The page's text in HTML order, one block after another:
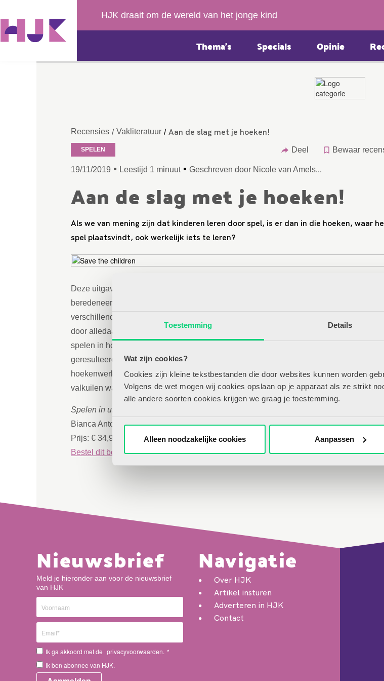
Toestemming Details
Wat zijn cookies?
Cookies zijn kleine tekstbestanden die door websites kunnen worden
Volgens de wet mogen wij cookies opslaan op je apparaat als ze strikt
alle andere soorten cookies krijgen we graag je toestemming.
Alleen noodzakelijke cookies Aanpassen
HJK draait om de wereld van het jonge kind
Thema’s
Specials Opinie
Recensies / Vakliteratuur / Aan de slag met je hoeken!
SPELEN Deel Bewaar
19/11/2019 • Leestijd 1 minuut • Geschreven door Nicole van Amels...
Aan de slag met je hoeken!
Als we van mening zijn dat kinderen leren door spel, is er dan in die hoeken, waar
spel plaatsvindt, ook werkelijk iets te leren?
Deze uitgave beschrijft hoe je een
beredeneerd aanbod kunt creëren in de
verschillende spelhoeken. De auteur heeft zich bij het schrijven van dit boek laten leiden
door alledaagse vragen en opmerkingen van kleuterleerkrachten over het werken en
spelen in hoeken. In deel drie worden zelfs letterlijke vragen behandeld. Dit alles heeft
geresulteerd in een makkelijk leesbaar handboek waarbij verschillende aspecten van
hoekenwerk voorbijkomen. Van het inrichten en begeleiden tot het opruimen en de
valkuilen waar je in zou kunnen trappen.
Spelen in uitdagende hoeken
Bianca Antonissen
Prijs: € 34,95
Bestel dit boek
Nieuwsbrief
Meld je hieronder aan voor de nieuwsbrief
van HJK
Ik ga akkoord met de privacyvoorwaarden. *
Ik ben abonnee van HJK.
Navigatie
Over HJK
Artikel insturen
Adverteren in HJK
Contact